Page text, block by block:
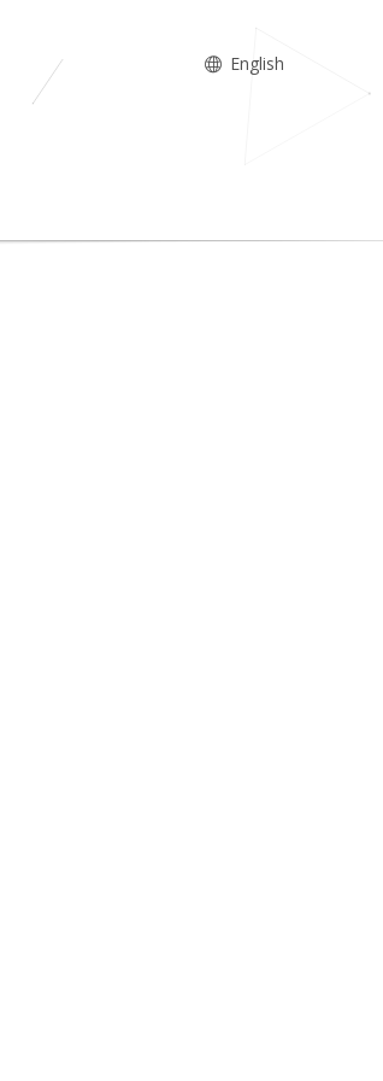
English